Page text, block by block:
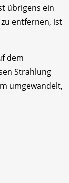
übrigens ein
entfernen, ist
dem
Strahlung
umgewandelt,